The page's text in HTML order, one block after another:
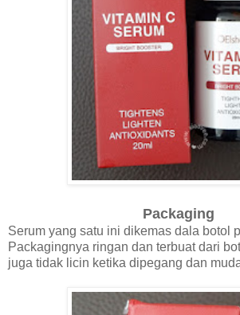
Packaging
Serum yang satu ini dikemas dala botol
Packagingnya ringan dan terbuat dari
juga tidak licin ketika dipegang dan